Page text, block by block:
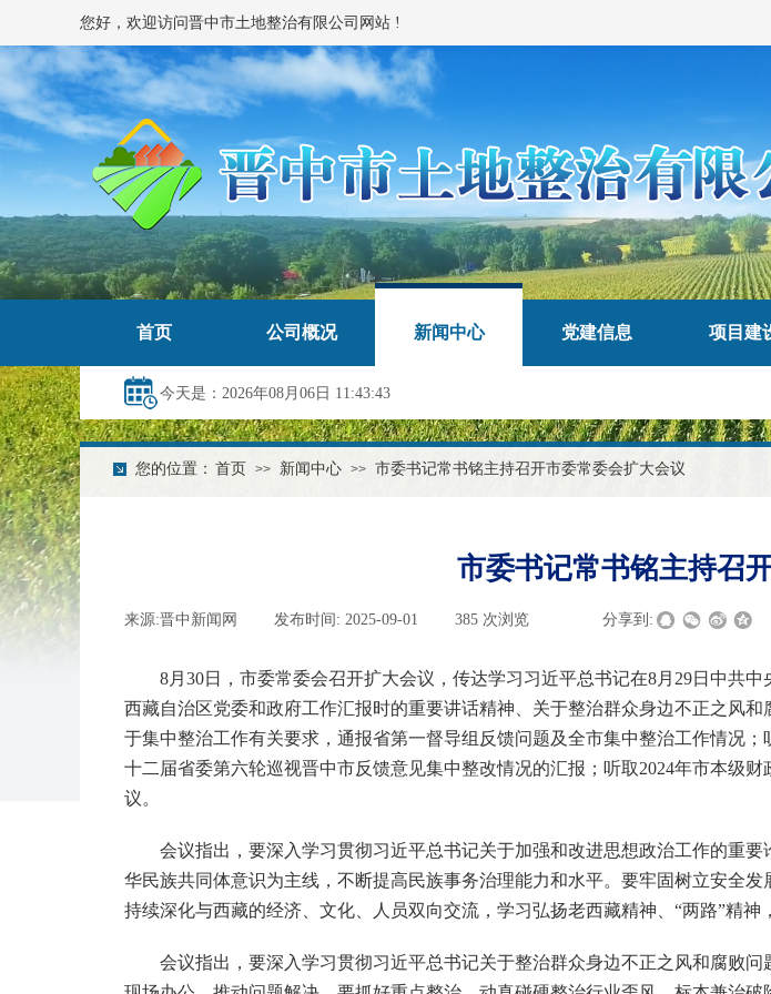
您好，欢迎访问晋中市土地整治有限公司网站 !
首页 公司概况 新闻中心 党建信息 项目建
今天是：2026年08月06日 11:43:44
首页 >> 新闻中心 >> 市委书记常书铭主持召开市委常委会扩大会议
您的位置：
市委书记常书铭主持召
来源:晋中新闻网 发布时间: 2025-09-01 385 次浏览 分享到:
8月30日，市委常委会召开扩大会议，传达学习习近平总书记在8月29日中共
西藏自治区党委和政府工作汇报时的重要讲话精神、关于整治群众身边不正之风
于集中整治工作有关要求，通报省第一督导组反馈问题及全市集中整治工作情况
十二届省委第六轮巡视晋中市反馈意见集中整改情况的汇报；听取2024年市本级
议。
会议指出，要深入学习贯彻习近平总书记关于加强和改进思想政治工作的重
华民族共同体意识为主线，不断提高民族事务治理能力和水平。要牢固树立安全
持续深化与西藏的经济、文化、人员双向交流，学习弘扬老西藏精神、“两路”精神
会议指出，要深入学习贯彻习近平总书记关于整治群众身边不正之风和腐败